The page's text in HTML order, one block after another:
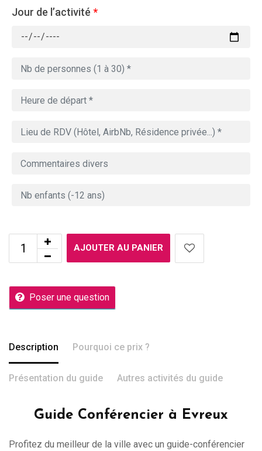
Jour de l’activité *
AJOUTER AU PANIER
Poser une question
Description Pourquoi ce prix ?
Présentation du guide Autres activités du guide
Guide Conférencier à Evreux
Profitez du meilleur de la ville avec un guide-conférencier